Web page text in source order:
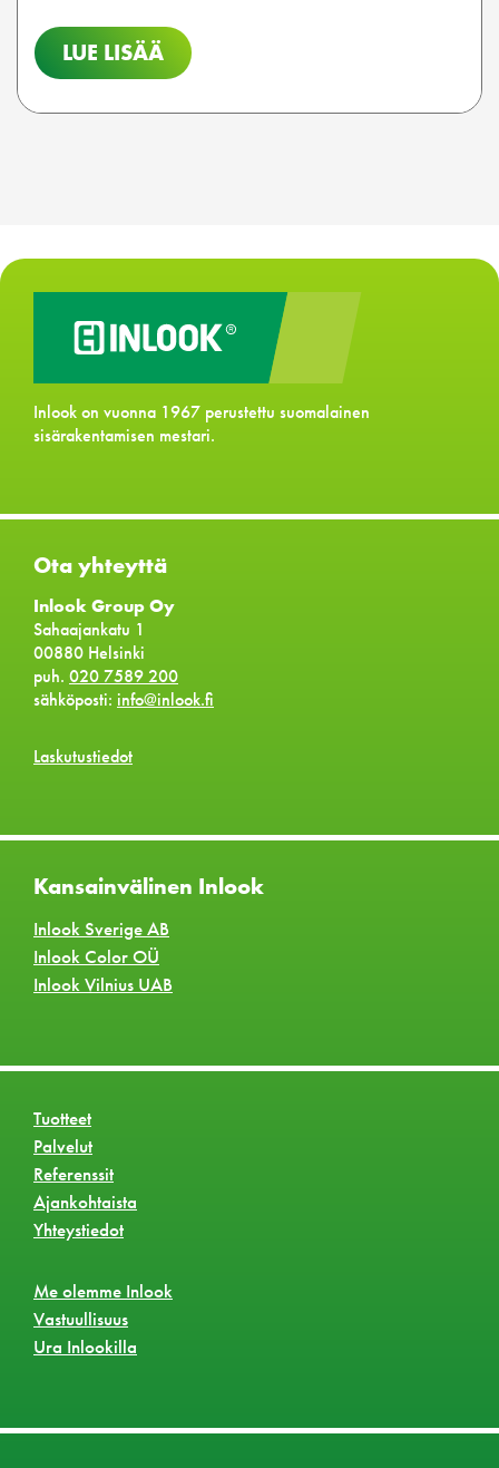
LUE LISÄÄ
Inlook on vuonna 1967 perustettu suomalainen
sisärakentamisen mestari.
Ota yhteyttä
Inlook Group Oy
Sahaajankatu 1
00880 Helsinki
puh. 020 7589 200
sähköposti: info@inlook.fi
Laskutustiedot
Kansainvälinen Inlook
Inlook Sverige AB
Inlook Color OÜ
Inlook Vilnius UAB
Tuotteet
Palvelut
Referenssit
Ajankohtaista
Yhteystiedot
Me olemme Inlook
Vastuullisuus
Ura Inlookilla